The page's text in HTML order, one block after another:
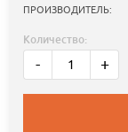
ПРОИЗВОДИТЕЛЬ:
Количество:
- +